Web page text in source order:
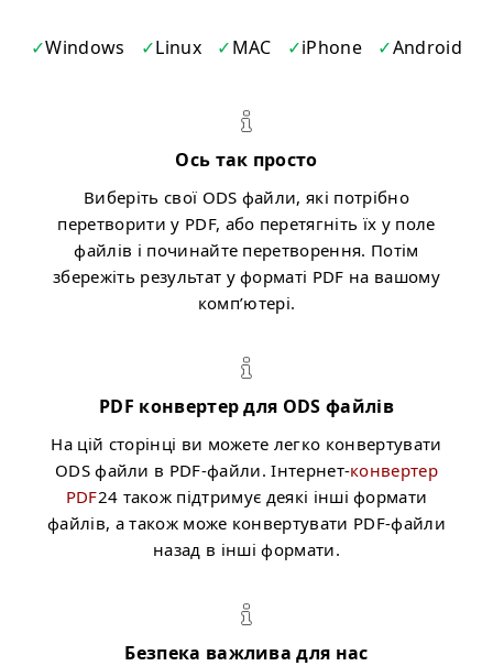
Windows Linux MAC iPhone Android
Ось так просто
Виберіть свої ODS файли, які потрібно
перетворити у PDF, або перетягніть їх у поле
файлів і починайте перетворення. Потім
збережіть результат у форматі PDF на вашому
комп’ютері.
PDF конвертер для ODS файлів
На цій сторінці ви можете легко конвертувати
ODS файли в PDF-файли. Інтернет-конвертер
PDF24 також підтримує деякі інші формати
файлів, а також може конвертувати PDF-файли
назад в інші формати.
Безпека важлива для нас